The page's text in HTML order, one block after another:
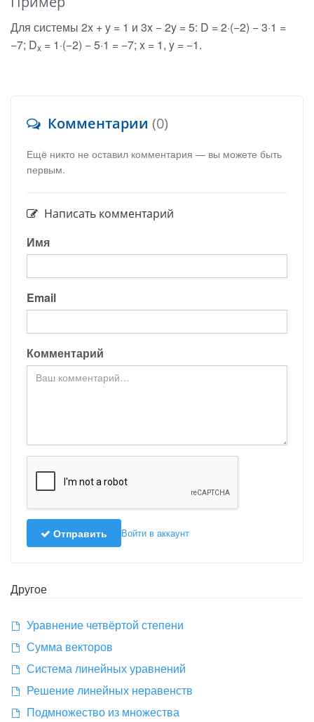
Для системы 2x + y = 1 и 3x − 2y = 5: D = 2·(−2) − 3·1 =
−7; Dx = 1·(−2) − 5·1 = −7; x = 1, y = −1.
Комментарии (0)
Ещё никто не оставил комментария — вы можете быть
первым.
Написать комментарий
Имя
Email
Комментарий
Отправить Войти в аккаунт
Другое
Уравнение четвёртой степени
Сумма векторов
Система линейных уравнений
Решение линейных неравенств
Подмножество из множества